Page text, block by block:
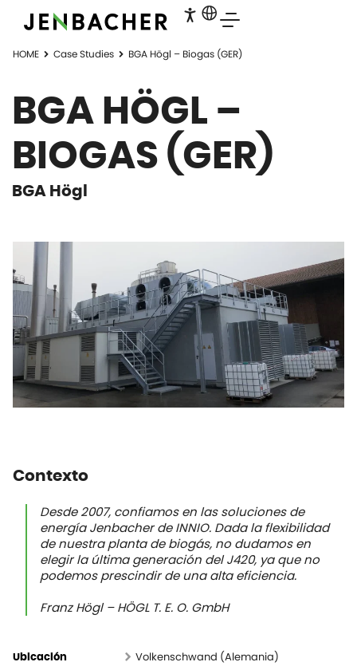
HOME Case Studies BGA Högl – Biogas​ (GER)
BGA HÖGL –
BIOGAS​ (GER)
BGA Högl
Contexto
Desde 2007, confiamos en las soluciones de
energía Jenbacher de INNIO. Dada la flexibilidad
de nuestra planta de biogás, no dudamos en
elegir la última generación del J420, ya que no
podemos prescindir de una alta eficiencia.
Franz Högl – HÖGL T. E. O. GmbH
Ubicación Volkenschwand (Alemania)